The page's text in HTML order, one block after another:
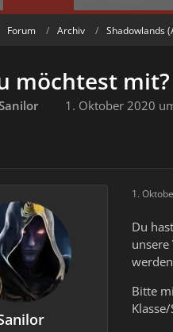
Forum Archiv Shadowlands
möchtest
1. Oktober 2020
1.
Du
Bitte